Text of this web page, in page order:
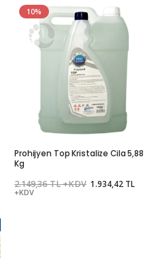
10%
Prohijyen Top Kristalize Cila 5,88
Kg
2.149,36 TL +KDV 1.934,42 TL
+KDV